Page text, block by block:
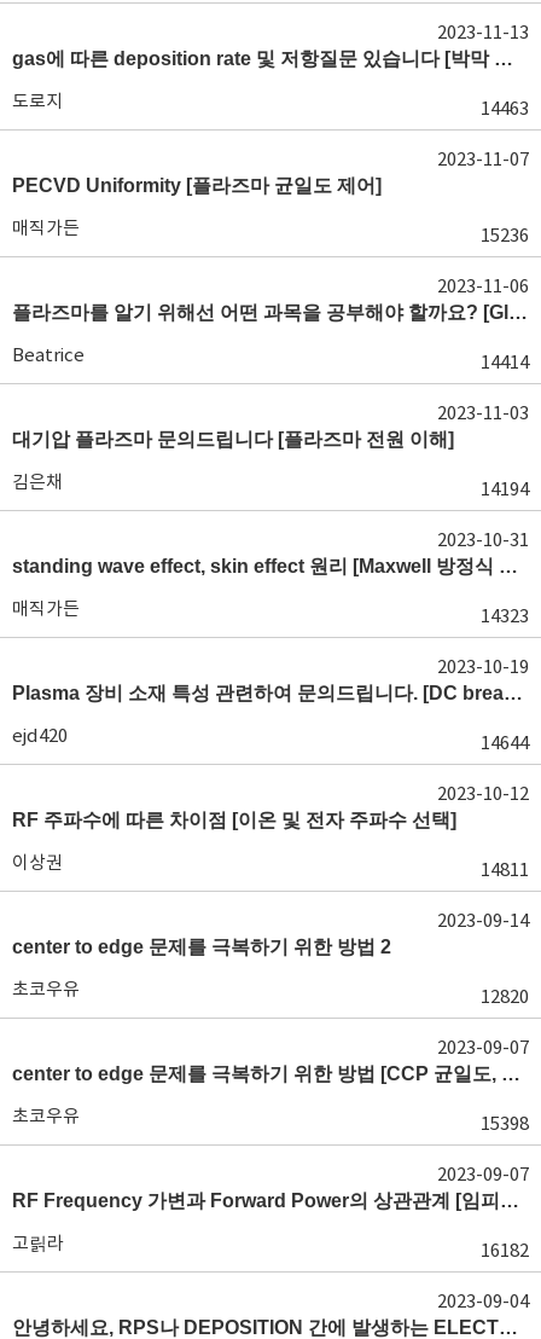
gas에 따른 deposition rate 및 저항질문 있습니다 [박막 문제]
도로지 14463
2023-11-13
PECVD Uniformity [플라즈마 균일도 제어]
매직가든 15236
2023-11-07
플라즈마를 알기 위해선 어떤 과목을 공부해야 할까요? [Glow discharge process 이해]
Beatrice 14414
2023-11-06
대기압 플라즈마 문의드립니다 [플라즈마 전원 이해]
김은채 14194
2023-11-03
standing wave effect, skin effect 원리 [Maxwell 방정식 이해]
매직가든 14323
2023-10-31
Plasma 장비 소재 특성 관련하여 문의드립니다. [DC breakdown 및 sheath]
ejd420 14644
2023-10-19
RF 주파수에 따른 차이점 [이온 및 전자 주파수 선택]
이상권 14811
2023-10-12
center to edge 문제를 극복하기 위한 방법 2
초코우유 12820
2023-09-14
center to edge 문제를 극복하기 위한 방법 [CCP 균일도, CCP edge]
초코우유 15398
2023-09-07
RF Frequency 가변과 Forward Power의 상관관계 [임피던스 매칭]
고릵라 16182
2023-09-07
안녕하세요, RPS나 DEPOSITION 간에 발생하는 ELECTRON TEMPERATURE가 궁금합니다. [플라즈마 충돌 반응]
2023-09-04